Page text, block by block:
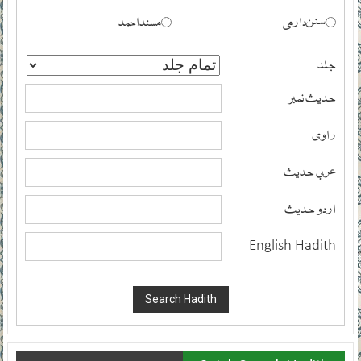
سنن دارمی
مسند احمد
جلد
حدیث نمبر
راوی
عربی حدیث
اردو حدیث
English Hadith